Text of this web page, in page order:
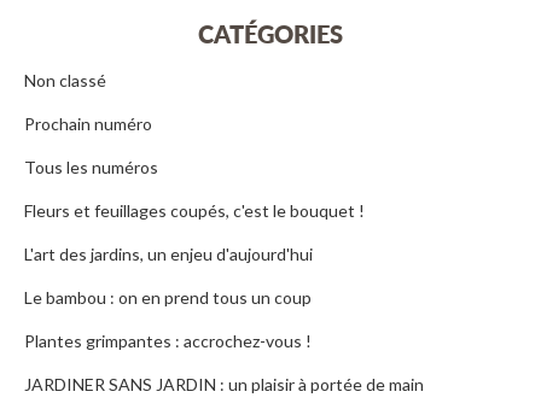
CATÉGORIES
Non classé
Prochain numéro
Tous les numéros
Fleurs et feuillages coupés, c'est le bouquet !
L'art des jardins, un enjeu d'aujourd'hui
Le bambou : on en prend tous un coup
Plantes grimpantes : accrochez-vous !
JARDINER SANS JARDIN : un plaisir à portée de main